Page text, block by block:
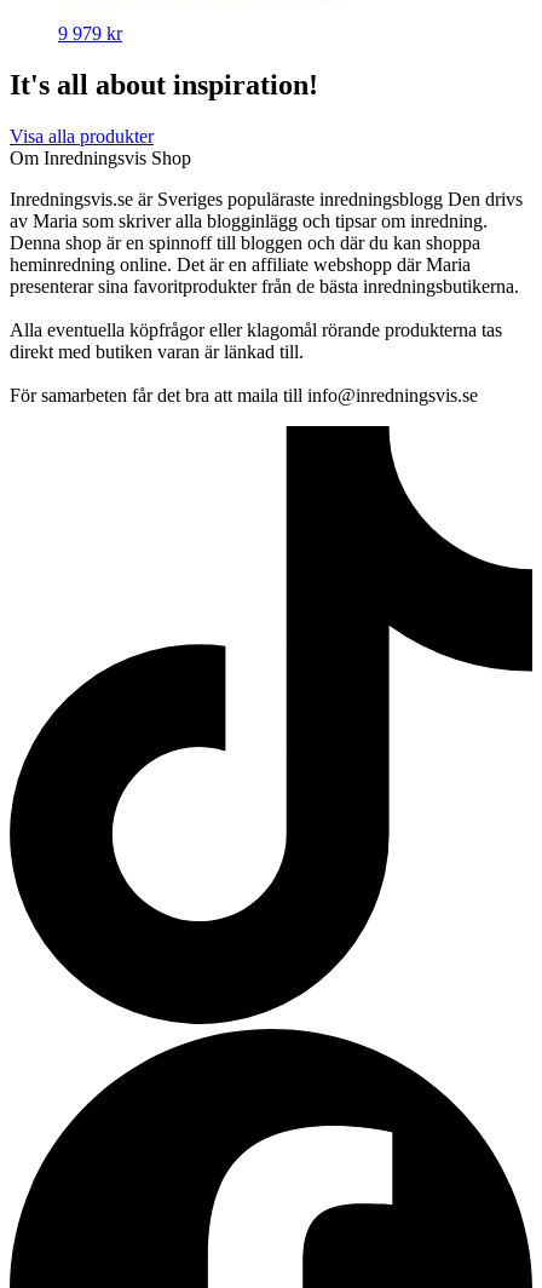
9 979 kr
It's all about inspiration!
Visa alla produkter
Om Inredningsvis Shop
Inredningsvis.se är Sveriges populäraste inredningsblogg Den drivs
av Maria som skriver alla blogginlägg och tipsar om inredning.
Denna shop är en spinnoff till bloggen och där du kan shoppa
heminredning online. Det är en affiliate webshopp där Maria
presenterar sina favoritprodukter från de bästa inredningsbutikerna.
Alla eventuella köpfrågor eller klagomål rörande produkterna tas
direkt med butiken varan är länkad till.
För samarbeten får det bra att maila till info@inredningsvis.se